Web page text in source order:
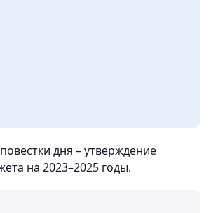
дня – утверждение
на 2023–2025 годы.